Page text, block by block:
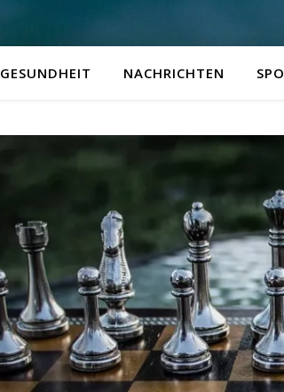
GESUNDHEIT NACHRICHTEN